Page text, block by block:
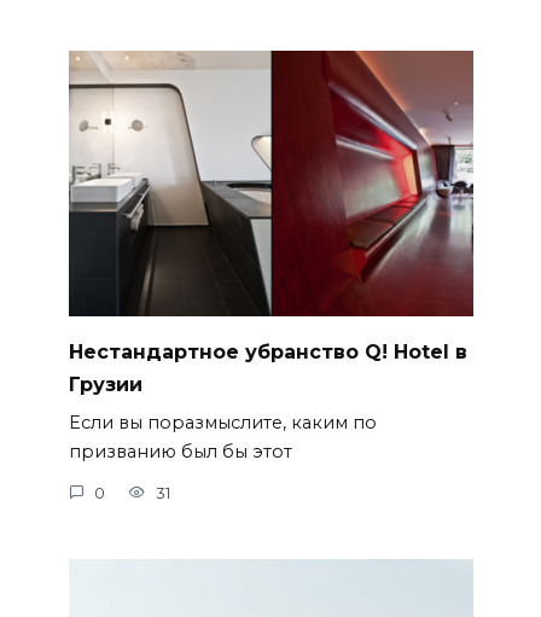
Нестандартное убранство Q! Hotel в
Грузии
Если вы поразмыслите, каким по
призванию был бы этот
0 31